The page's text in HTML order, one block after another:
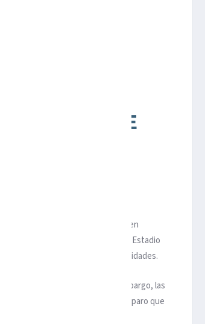
UN DÉBIL
A LA
ANTE
LA
de cincuenta partidos sin ganar en
con marcador de 1-2 en el Estadio
en la novena posición con 16 unidades.
en el Estadio Caliente, sin embargo, las
de Antonio Rodríguez, disparo que
no ocasionó peligro.